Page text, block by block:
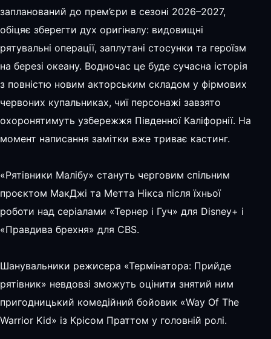
запланований до прем’єри в сезоні 2026–2027,
обіцяє зберегти дух оригіналу: видовищні
рятувальні операції, заплутані стосунки та героїзм
на березі океану. Водночас це буде сучасна історія
з повністю новим акторським складом у фірмових
червоних купальниках, чиї персонажі завзято
охоронятимуть узбережжя Південної Каліфорнії. На
момент написання замітки вже триває кастинг.
«Рятівники Малібу» стануть черговим спільним
проєктом МакДжі та Метта Нікса після їхньої
роботи над серіалами «Тернер і Гуч» для Disney+ і
«Правдива брехня» для CBS.
Шанувальники режисера «Термінатора: Прийде
рятівник» невдовзі зможуть оцінити знятий ним
пригодницький комедійний бойовик «Way Of The
Warrior Kid» із Крісом Праттом у головній ролі.